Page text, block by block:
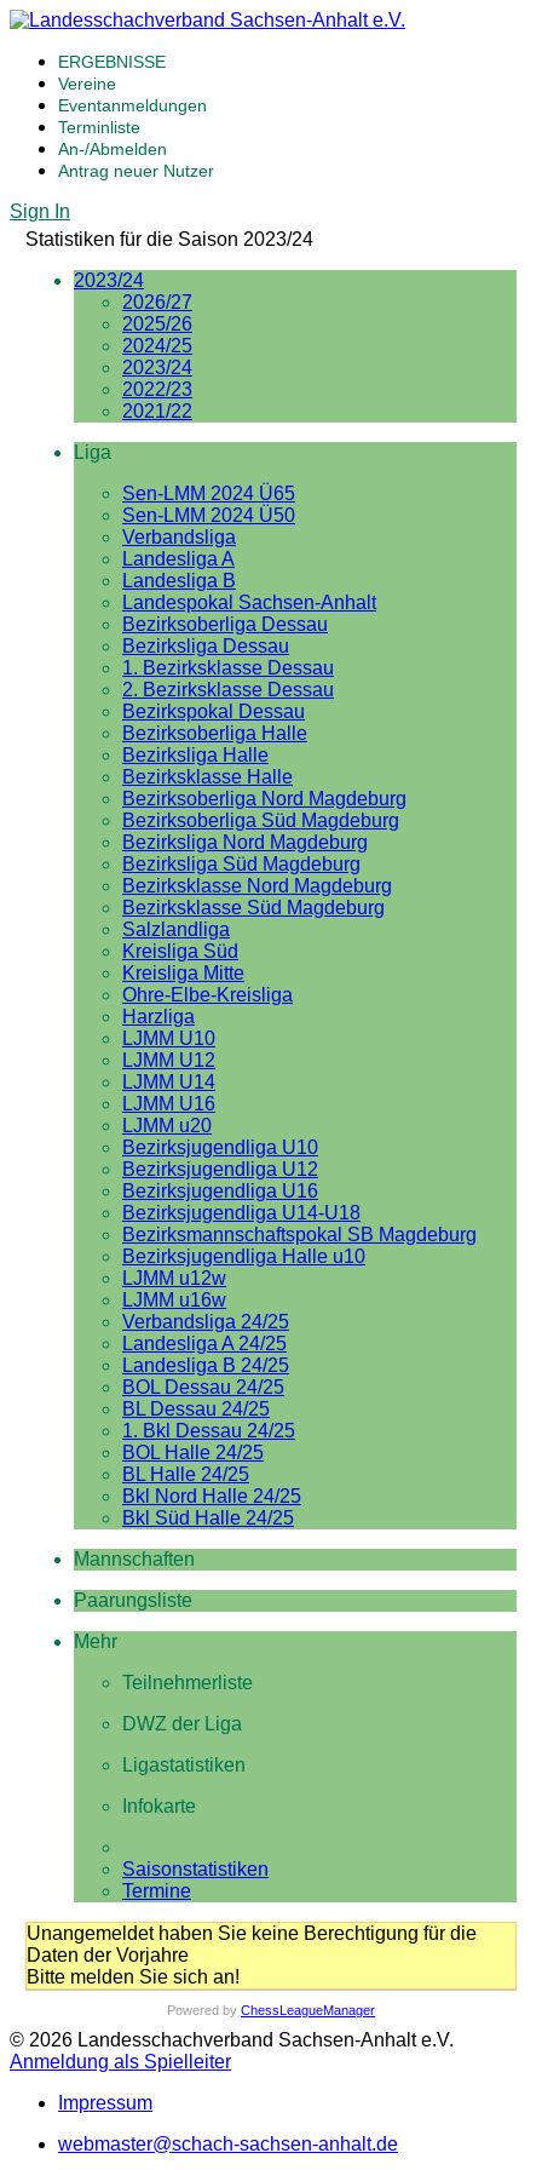
ERGEBNISSE
Vereine
Eventanmeldungen
Terminliste
An-/Abmelden
Antrag neuer Nutzer
Sign In
Statistiken für die Saison 2023/24
2023/24
2026/27
2025/26
2024/25
2023/24
2022/23
2021/22
Liga
Sen-LMM 2024 Ü65
Sen-LMM 2024 Ü50
Verbandsliga
Landesliga A
Landesliga B
Landespokal Sachsen-Anhalt
Bezirksoberliga Dessau
Bezirksliga Dessau
1. Bezirksklasse Dessau
2. Bezirksklasse Dessau
Bezirkspokal Dessau
Bezirksoberliga Halle
Bezirksliga Halle
Bezirksklasse Halle
Bezirksoberliga Nord Magdeburg
Bezirksoberliga Süd Magdeburg
Bezirksliga Nord Magdeburg
Bezirksliga Süd Magdeburg
Bezirksklasse Nord Magdeburg
Bezirksklasse Süd Magdeburg
Salzlandliga
Kreisliga Süd
Kreisliga Mitte
Ohre-Elbe-Kreisliga
Harzliga
LJMM U10
LJMM U12
LJMM U14
LJMM U16
LJMM u20
Bezirksjugendliga U10
Bezirksjugendliga U12
Bezirksjugendliga U16
Bezirksjugendliga U14-U18
Bezirksmannschaftspokal SB Magdeburg
Bezirksjugendliga Halle u10
LJMM u12w
LJMM u16w
Verbandsliga 24/25
Landesliga A 24/25
Landesliga B 24/25
BOL Dessau 24/25
BL Dessau 24/25
1. Bkl Dessau 24/25
BOL Halle 24/25
BL Halle 24/25
Bkl Nord Halle 24/25
Bkl Süd Halle 24/25
Mannschaften
Paarungsliste
Mehr
Teilnehmerliste
DWZ der Liga
Ligastatistiken
Infokarte
Saisonstatistiken
Termine
Unangemeldet haben Sie keine Berechtigung für die
Daten der Vorjahre
Bitte melden Sie sich an!
Powered by ChessLeagueManager
© 2026 Landesschachverband Sachsen-Anhalt e.V.
Anmeldung als Spielleiter
Impressum
webmaster@schach-sachsen-anhalt.de